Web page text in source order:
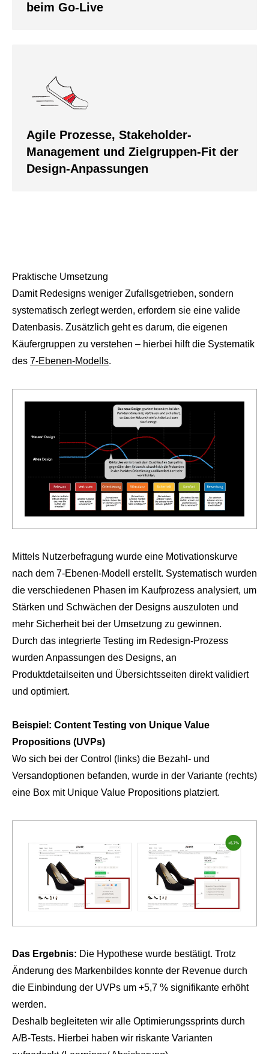
beim Go-Live
Agile Prozesse, Stakeholder-
Management und Zielgruppen-Fit der
Design-Anpassungen
Praktische Umsetzung
Damit Redesigns weniger Zufallsgetrieben, sondern
systematisch zerlegt werden, erfordern sie eine valide
Datenbasis. Zusätzlich geht es darum, die eigenen
Käufergruppen zu verstehen – hierbei hilft die Systematik
des 7-Ebenen-Modells.
Mittels Nutzerbefragung wurde eine Motivationskurve
nach dem 7-Ebenen-Modell erstellt. Systematisch wurden
die verschiedenen Phasen im Kaufprozess analysiert, um
Stärken und Schwächen der Designs auszuloten und
mehr Sicherheit bei der Umsetzung zu gewinnen.
Durch das integrierte Testing im Redesign-Prozess
wurden Anpassungen des Designs, an
Produktdetailseiten und Übersichtsseiten direkt validiert
und optimiert.
Beispiel: Content Testing von Unique Value
Propositions (UVPs)
Wo sich bei der Control (links) die Bezahl- und
Versandoptionen befanden, wurde in der Variante (rechts)
eine Box mit Unique Value Propositions platziert.
Das Ergebnis: Die Hypothese wurde bestätigt. Trotz
Änderung des Markenbildes konnte der Revenue durch
die Einbindung der UVPs um +5,7 % signifikante erhöht
werden.
Deshalb begleiteten wir alle Optimierungssprints durch
A/B-Tests. Hierbei haben wir riskante Varianten